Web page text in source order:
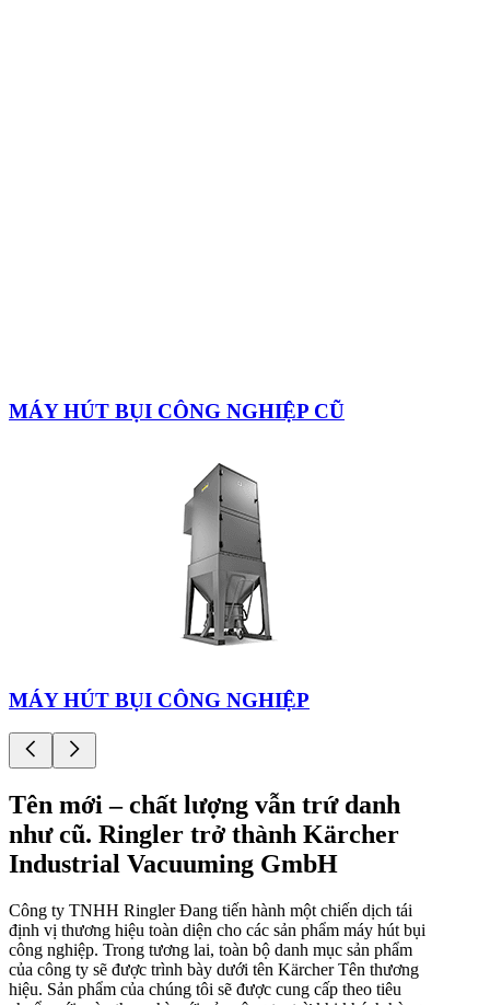
MÁY HÚT BỤI CÔNG NGHIỆP CŨ
MÁY HÚT BỤI CÔNG NGHIỆP
Tên mới – chất lượng vẫn trứ danh
như cũ. Ringler trở thành Kärcher
Industrial Vacuuming GmbH
Công ty TNHH RinglerĐang tiến hành một chiến dịch tái
định vị thương hiệu toàn diện cho các sản phẩm máy hút bụi
công nghiệp. Trong tương lai, toàn bộ danh mục sản phẩm
của công ty sẽ được trình bày dưới tên KärcherTên thương
hiệu. Sản phẩm của chúng tôi sẽ được cung cấp theo tiêu